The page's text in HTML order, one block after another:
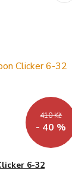
410 Kč
- 40 %
6-32